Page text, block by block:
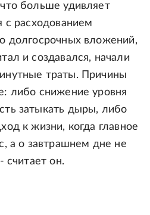
больше удивляет
с расходованием
долгосрочных вложений,
и создавался, начали
траты. Причины
либо снижение уровня
затыкать дыры, либо
к жизни, когда главное
а о завтрашнем дне не
считает он.